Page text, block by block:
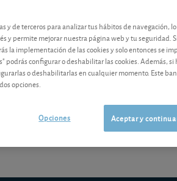
análisis y consejos de nuestros expertos
Los análisis y consejos
y de terceros para analizar tus hábitos de navegación,
y permite mejorar nuestra página web y tu seguridad.
la implementación de las cookies y solo entonces se
podrás configurar o deshabilitar las cookies. Además, si
o deshabilitarlas en cualquier momento. Este
opciones.
Aceptar y
Opciones